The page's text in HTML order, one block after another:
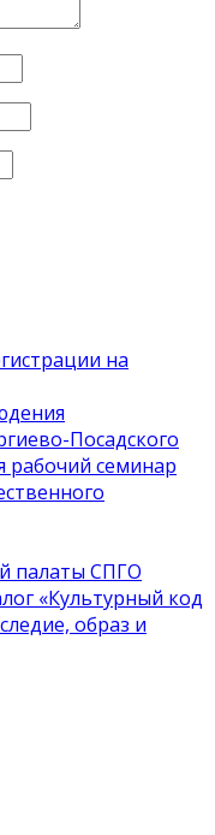
на
Посадского
рабочий семинар
палаты СПГО
«Культурный код
образ и